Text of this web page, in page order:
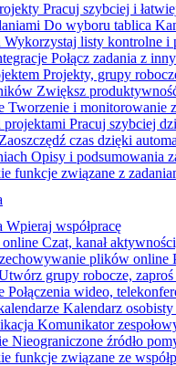
Pracuj szybciej i
Do wyboru tablica
Wykorzystaj listy kontrolne i
Połącz zadania z
Projekty, grupy
Zwiększ
Tworzenie i monitorowanie
projektami Pracuj szybciej
Zaoszczędź czas dzięki
Opisy i podsumowania
funkcje związane z
Wpieraj współpracę
online Czat, kanał
plików online
grupy robocze,
Połączenia wideo,
Kalendarz
Komunikator
Nieograniczone źródło
funkcje związane ze